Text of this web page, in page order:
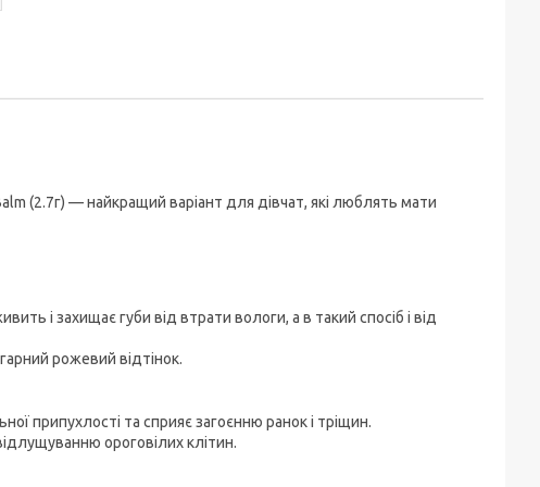
(2.7г) — найкращий варіант для дівчат, які люблять мати
і захищає губи від втрати вологи, а в такий спосіб і від
рожевий відтінок.
припухлості та сприяє загоєнню ранок і тріщин.
ороговілих клітин.